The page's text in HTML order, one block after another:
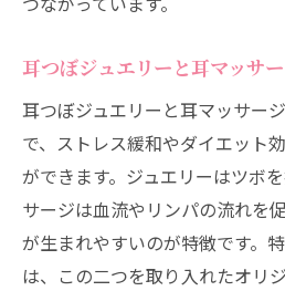
耳つぼジュエリーと耳マッサ
耳つぼジュエリーと耳マッサー
で、ストレス緩和やダイエット
ができます。ジュエリーはツボ
サージは血流やリンパの流れを
が生まれやすいのが特徴です。
は、この二つを取り入れたオリ